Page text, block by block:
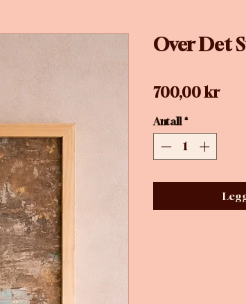
Over Det
700,00 krPris
Antall *